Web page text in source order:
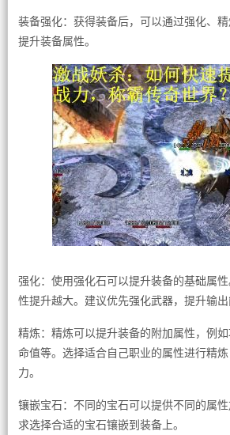
装备强化：获得装备后，可以通过强化、
提升装备属性。
强化：使用强化石可以提升装备的基础属
性提升越大。建议优先强化武器，提升输出
精炼：精炼可以提升装备的附加属性，例
命值等。选择适合自己职业的属性进行精
力。
镶嵌宝石：不同的宝石可以提供不同的属
求选择合适的宝石镶嵌到装备上。